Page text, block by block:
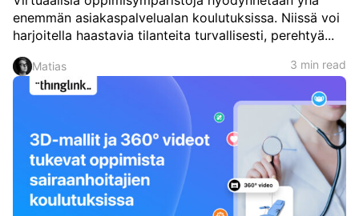
enemmän asiakaspalvelualan koulutuksissa. Niissä voi
harjoitella haastavia tilanteita turvallisesti, perehtyä...
Matias 3 min read